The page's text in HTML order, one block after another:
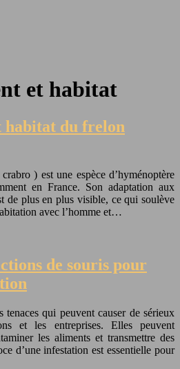
et habitat
habitat du frelon
) est une espèce d’hyménoptère
en France. Son adaptation aux
de plus en plus visible, ce qui soulève
avec l’homme et…
de souris pour
tenaces qui peuvent causer de sérieux
et les entreprises. Elles peuvent
les aliments et transmettre des
d’une infestation est essentielle pour